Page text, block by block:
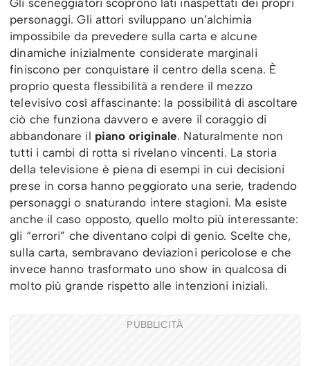
Gli sceneggiatori scoprono lati inaspettati dei propri
personaggi. Gli attori sviluppano un’alchimia
impossibile da prevedere sulla carta e alcune
dinamiche inizialmente considerate marginali
finiscono per conquistare il centro della scena. È
proprio questa flessibilità a rendere il mezzo
televisivo così affascinante: la possibilità di ascoltare
ciò che funziona davvero e avere il coraggio di
abbandonare il piano originale. Naturalmente non
tutti i cambi di rotta si rivelano vincenti. La storia
della televisione è piena di esempi in cui decisioni
prese in corsa hanno peggiorato una serie, tradendo
personaggi o snaturando intere stagioni. Ma esiste
anche il caso opposto, quello molto più interessante:
gli “errori” che diventano colpi di genio. Scelte che,
sulla carta, sembravano deviazioni pericolose e che
invece hanno trasformato uno show in qualcosa di
molto più grande rispetto alle intenzioni iniziali.
PUBBLICITÀ